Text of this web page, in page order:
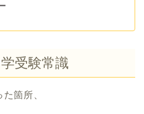
受験常識
箇所、